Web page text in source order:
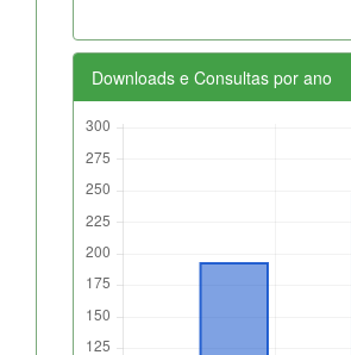
Downloads e Consultas por ano